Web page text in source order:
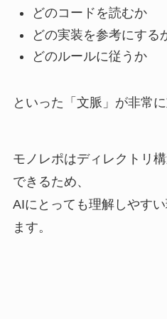
どのコードを読むか
どの実装を参考にする
どのルールに従うか
といった「文脈」が非常
モノレポはディレクトリ
できるため、
AIにとっても理解しやす
ます。